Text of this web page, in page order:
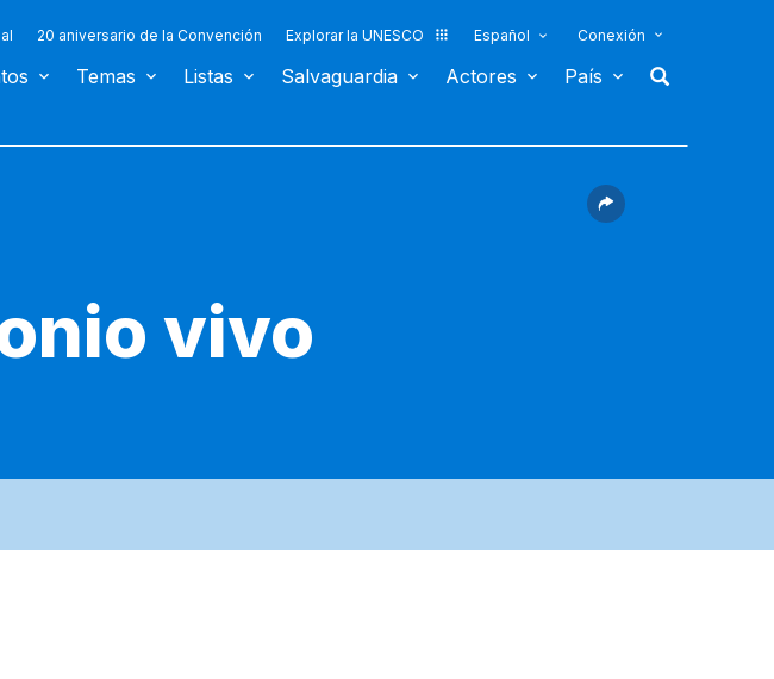
20 aniversario de la Convención Explorar la UNESCO Español Conexión
Temas Listas Salvaguardia Actores País
vivo